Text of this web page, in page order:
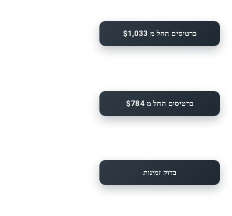
כרטיסים החל מ $1,033
כרטיסים החל מ $784
בדוק זמינות